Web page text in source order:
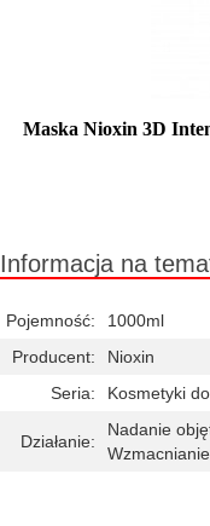
Maska Nioxin 3D
Informacja na
Pojemność:
1000ml
Producent:
Nioxin
Seria:
Kosmetyki
Działanie:
Nadanie
Wzmacnianie